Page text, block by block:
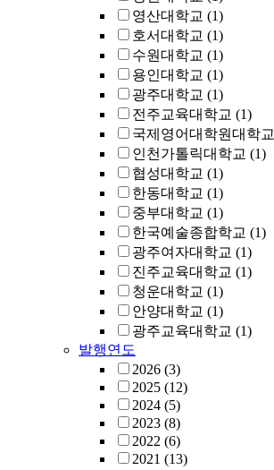
영산대학교 (1)
호서대학교 (1)
수원대학교 (1)
용인대학교 (1)
광주대학교 (1)
전주교육대학교 (1)
국제영어대학원대학교
인천가톨릭대학교 (1)
협성대학교 (1)
한동대학교 (1)
중부대학교 (1)
한국예술종합학교 (1)
광주여자대학교 (1)
진주교육대학교 (1)
청운대학교 (1)
안양대학교 (1)
광주교육대학교 (1)
발행연도
2026 (3)
2025 (12)
2024 (5)
2023 (8)
2022 (6)
2021 (13)